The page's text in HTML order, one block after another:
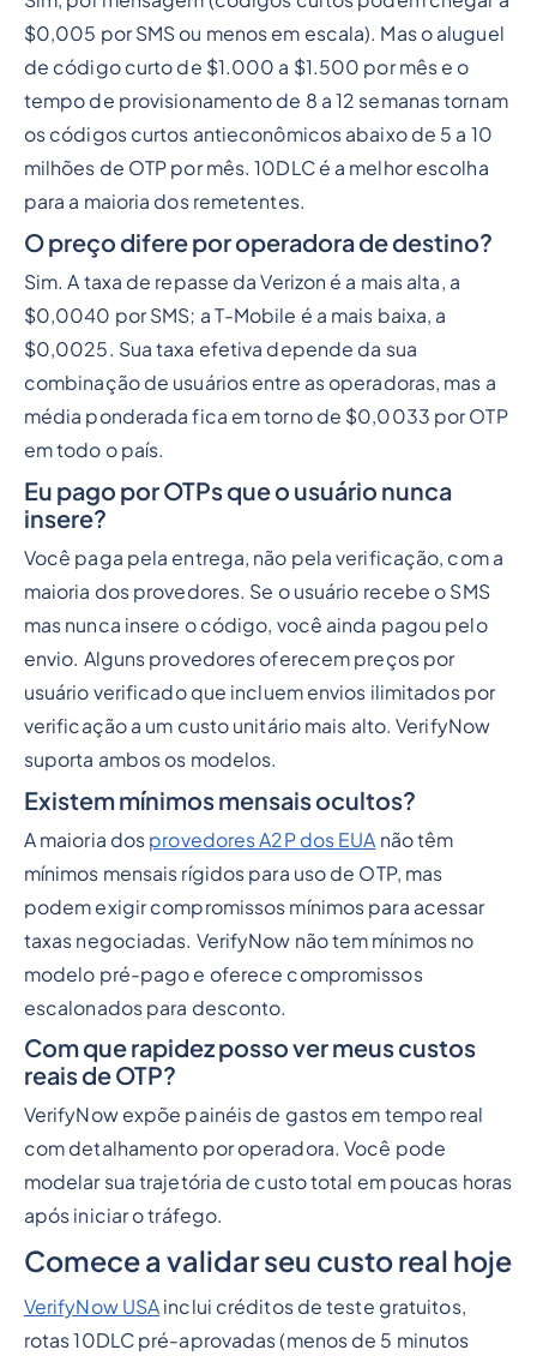
$0,005 por SMS ou menos em escala). Mas o aluguel
de código curto de $1.000 a $1.500 por mês e o
tempo de provisionamento de 8 a 12 semanas tornam
os códigos curtos antieconômicos abaixo de 5 a 10
milhões de OTP por mês. 10DLC é a melhor escolha
para a maioria dos remetentes.
O preço difere por operadora de destino?
Sim. A taxa de repasse da Verizon é a mais alta, a
$0,0040 por SMS; a T-Mobile é a mais baixa, a
$0,0025. Sua taxa efetiva depende da sua
combinação de usuários entre as operadoras, mas a
média ponderada fica em torno de $0,0033 por OTP
em todo o país.
Eu pago por OTPs que o usuário nunca
insere?
Você paga pela entrega, não pela verificação, com a
maioria dos provedores. Se o usuário recebe o SMS
mas nunca insere o código, você ainda pagou pelo
envio. Alguns provedores oferecem preços por
usuário verificado que incluem envios ilimitados por
verificação a um custo unitário mais alto. VerifyNow
suporta ambos os modelos.
Existem mínimos mensais ocultos?
A maioria dos provedores A2P dos EUA não têm
mínimos mensais rígidos para uso de OTP, mas
podem exigir compromissos mínimos para acessar
taxas negociadas. VerifyNow não tem mínimos no
modelo pré-pago e oferece compromissos
escalonados para desconto.
Com que rapidez posso ver meus custos
reais de OTP?
VerifyNow expõe painéis de gastos em tempo real
com detalhamento por operadora. Você pode
modelar sua trajetória de custo total em poucas horas
após iniciar o tráfego.
Comece a validar seu custo real hoje
VerifyNow USA inclui créditos de teste gratuitos,
rotas 10DLC pré-aprovadas (menos de 5 minutos